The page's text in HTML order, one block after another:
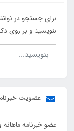
برای جستجو در
بنویسید و بر روی
عضویت
عضو خبرنامه